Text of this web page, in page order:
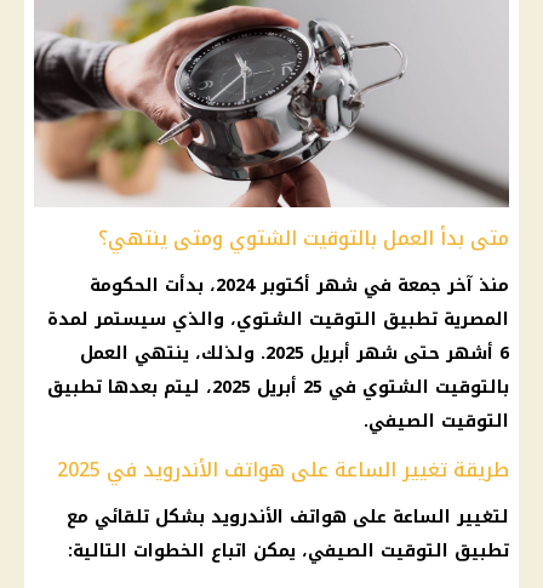
متى بدأ العمل بالتوقيت الشتوي ومتى ينتهي؟
منذ آخر جمعة في شهر أكتوبر 2024، بدأت الحكومة
المصرية تطبيق التوقيت الشتوي، والذي سيستمر لمدة
6 أشهر حتى شهر أبريل 2025. ولذلك، ينتهي العمل
بالتوقيت الشتوي في 25 أبريل 2025، ليتم بعدها تطبيق
التوقيت الصيفي.
طريقة تغيير الساعة على هواتف الأندرويد في 2025
لتغيير الساعة على هواتف الأندرويد بشكل تلقائي مع
تطبيق التوقيت الصيفي، يمكن اتباع الخطوات التالية: